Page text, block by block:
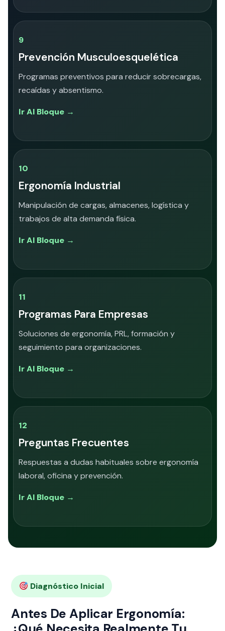
9
Prevención Musculoesquelética
Programas preventivos para reducir sobrecargas,
recaídas y absentismo.
Ir Al Bloque →
10
Ergonomía Industrial
Manipulación de cargas, almacenes, logística y
trabajos de alta demanda física.
Ir Al Bloque →
11
Programas Para Empresas
Soluciones de ergonomía, PRL, formación y
seguimiento para organizaciones.
Ir Al Bloque →
12
Preguntas Frecuentes
Respuestas a dudas habituales sobre ergonomía
laboral, oficina y prevención.
Ir Al Bloque →
Diagnóstico Inicial
Antes De Aplicar Ergonomía: